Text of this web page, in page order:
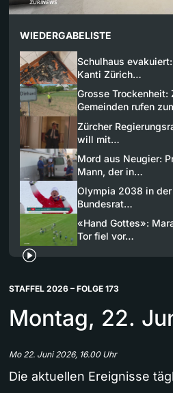
WIEDERGABELISTE
Schulhaus
Kanti Zürich…
Grosse Trockenheit:
Gemeinden rufen
Zürcher
will mit…
Mord aus Neugier:
Mann, der in…
Olympia 2038 in
Bundesrat…
«Hand Gottes»:
Tor fiel vor…
STAFFEL 2026 – FOLGE 173
Montag, 22.
Mo 22. Juni 2026, 16.00 Uhr
Die aktuellen Ereignisse